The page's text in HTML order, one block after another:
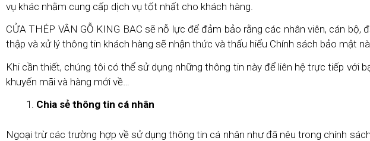
vụ khác nhằm cung cấp dịch vụ tốt nhất cho khách hàng.
CỬA THÉP VÂN GỖ KING BAC sẽ nỗ lực để đảm bảo rằng các nhân viên, cán
thập và xử lý thông tin khách hàng sẽ nhận thức và thấu hiểu Chính sách bảo mật
Khi cần thiết, chúng tôi có thể sử dụng những thông tin này để liên hệ trực tiếp
khuyến mãi và hàng mới về…
Chia sẻ thông tin cá nhân
Ngoại trừ các trường hợp về sử dụng thông tin cá nhân như đã nêu trong chính